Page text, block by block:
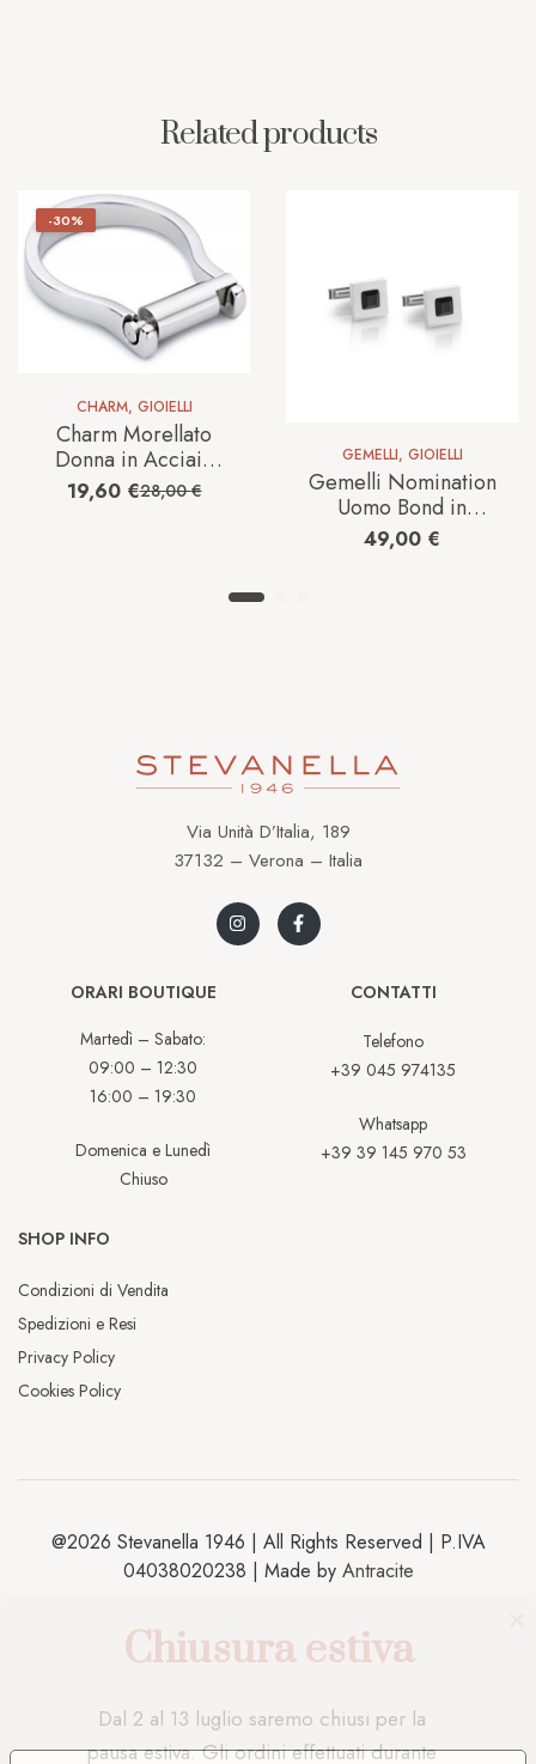
Related products
-30%
CHARM, GIOIELLI
Charm Morellato
Donna in Acciaio
SCZG2014
28,00€
19,60 €
GEMELLI, GIOIELLI
Gemelli Nomination
Uomo Bond in
Acciaio 021945/012
49,00 €
Via Unità D’Italia, 189
37132 – Verona – Italia
ORARI BOUTIQUE
Martedì – Sabato:
09:00 – 12:30
16:00 – 19:30
Domenica e Lunedì
Chiuso
CONTATTI
Telefono
+39 045 974135
Whatsapp
+39 39 145 970 53
SHOP INFO
Condizioni di Vendita
Spedizioni e Resi
Privacy Policy
Cookies Policy
@2026 Stevanella 1946 | All Rights Reserved | P.IVA
04038020238 | Made by Antracite
Chiusura estiva
pausa estiva. Gli ordini effettuati durante
questo periodo saranno elaborati e